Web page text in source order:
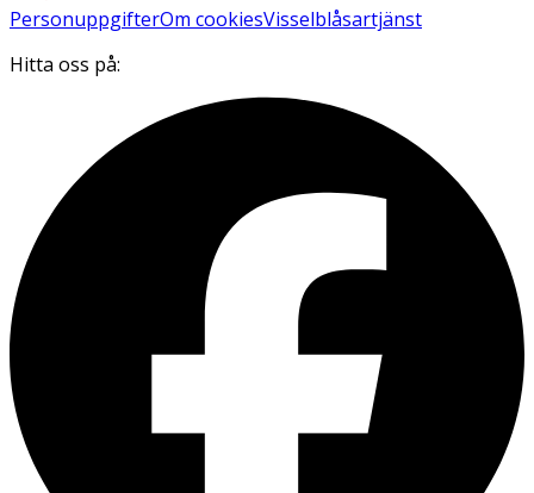
PersonuppgifterOm cookiesVisselblåsartjänst
Hitta oss på: